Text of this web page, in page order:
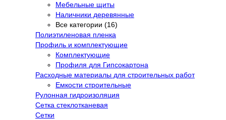
Мебельные щиты
Наличники деревянные
Все категории (16)
Полиэтиленовая пленка
Профиль и комплектующие
Комплектующие
Профиля для Гипсокартона
Расходные материалы для строительных работ
Емкости строительные
Рулонная гидроизоляция
Сетка стеклотканевая
Сетки